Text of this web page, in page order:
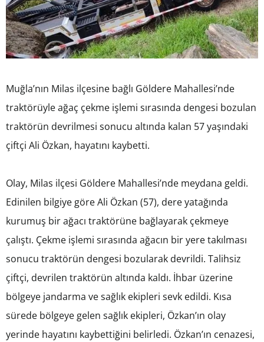
Muğla’nın Milas ilçesine bağlı Göldere Mahallesi’nde
traktörüyle ağaç çekme işlemi sırasında dengesi bozulan
traktörün devrilmesi sonucu altında kalan 57 yaşındaki
çiftçi Ali Özkan, hayatını kaybetti.
Olay, Milas ilçesi Göldere Mahallesi’nde meydana geldi.
Edinilen bilgiye göre Ali Özkan (57), dere yatağında
kurumuş bir ağacı traktörüne bağlayarak çekmeye
çalıştı. Çekme işlemi sırasında ağacın bir yere takılması
sonucu traktörün dengesi bozularak devrildi. Talihsiz
çiftçi, devrilen traktörün altında kaldı. İhbar üzerine
bölgeye jandarma ve sağlık ekipleri sevk edildi. Kısa
sürede bölgeye gelen sağlık ekipleri, Özkan’ın olay
yerinde hayatını kaybettiğini belirledi. Özkan’ın cenazesi,